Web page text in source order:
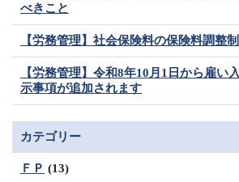
べきこと
【労務管理】社会保険料の保険料調整
【労務管理】令和8年10月1日から雇い
示事項が追加されます
カテゴリー
ＦＰ (13)